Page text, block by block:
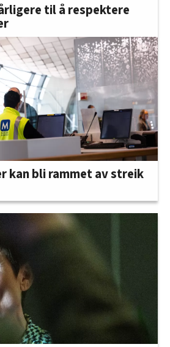
til å respektere
kan bli rammet av streik